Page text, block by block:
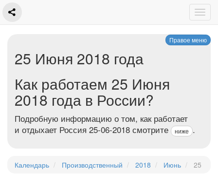
Правое меню
25 Июня 2018 года
Как работаем 25 Июня
2018 года в России?
Подробную информацию о том, как работает
и отдыхает Россия 25-06-2018 смотрите
ниже .
Календарь Производственный 2018 Июнь 25